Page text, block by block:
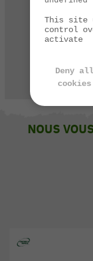
NOUS
This site
control
activate
Deny all
cookies